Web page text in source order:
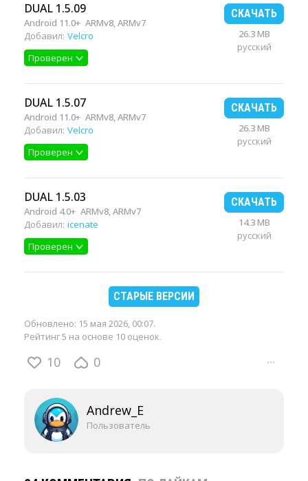
DUAL 1.5.09
Android 11.0+ ARMv8, ARMv7
Добавил: Velcro
Проверен
СКАЧАТЬ
26.3 MB
русский
DUAL 1.5.07
Android 11.0+ ARMv8, ARMv7
Добавил: Velcro
Проверен
СКАЧАТЬ
26.3 MB
русский
DUAL 1.5.03
Android 4.0+ ARMv8, ARMv7
Добавил: icenate
Проверен
СКАЧАТЬ
14.3 MB
русский
СТАРЫЕ ВЕРСИИ
Обновлено: 15 мая 2026, 00:07.
Рейтинг 5 на основе 10 оценок.
10 0 ···
Andrew_E
Пользователь